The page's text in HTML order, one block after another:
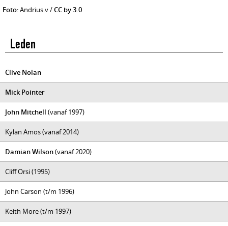
Foto: Andrius.v /CC by 3.0
Leden
Clive Nolan
Mick Pointer
John Mitchell (vanaf 1997)
Kylan Amos (vanaf 2014)
Damian Wilson(vanaf 2020)
Cliff Orsi (1995)
John Carson (t/m 1996)
Keith More (t/m 1997)